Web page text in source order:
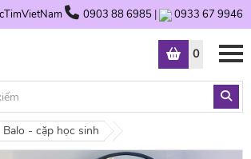
0903 88 6985 | 0933 67 9946
0
Balo - cặp học sinh